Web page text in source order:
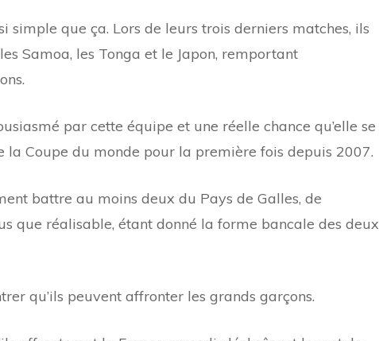
simple que ça. Lors de leurs trois derniers matches, ils
Samoa, les Tonga et le Japon, remportant
par cette équipe et une réelle chance qu’elle se
Coupe du monde pour la première fois depuis 2007.
battre au moins deux du Pays de Galles, de
que réalisable, étant donné la forme bancale des deux
qu’ils peuvent affronter les grands garçons.